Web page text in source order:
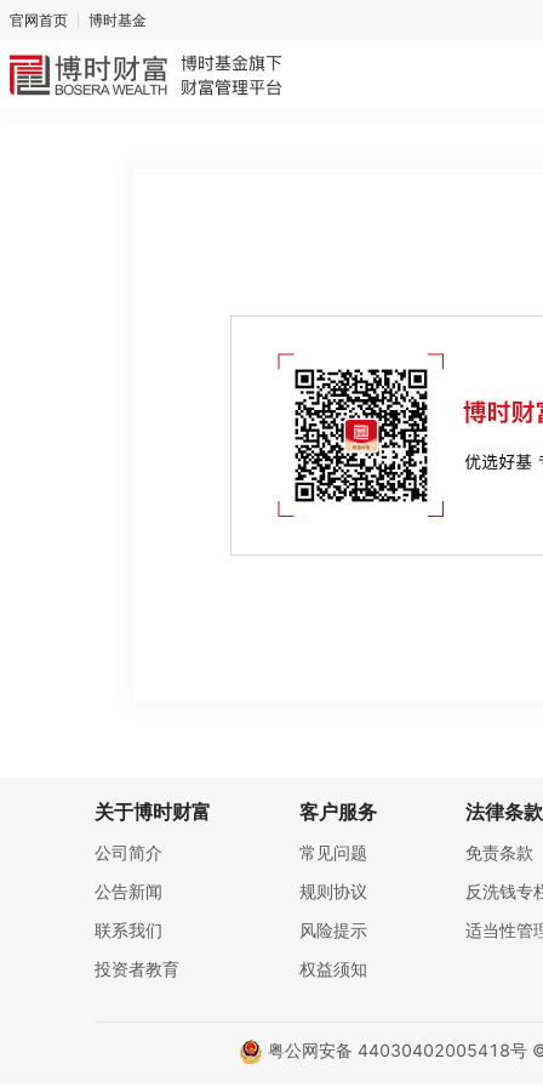
官网首页 博时基金
关于博时财富
公司简介
公告新闻
联系我们
投资者教育
客户服务
常见问题
规则协议
风险提示
权益须知
法律条款
免责条款
反洗钱专
适当性管
粤公网安备 44030402005418号